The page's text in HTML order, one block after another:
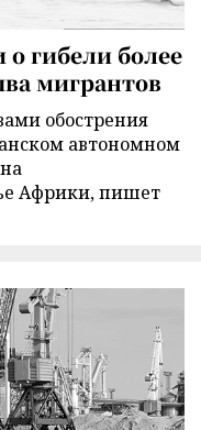
гибели более
мигрантов
обострения
автономном
Африки, пишет